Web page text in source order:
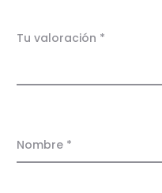
c
o
e
Tu valoración *
Nombre *